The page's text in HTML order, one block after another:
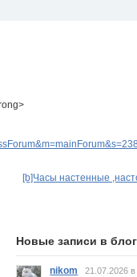
[b]Часы настенные
Новые записи в
nikom 21.07.2026